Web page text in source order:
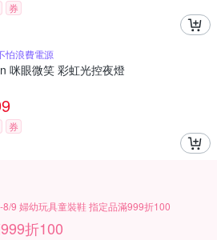
券
怕浪費電源
咪眼微笑 彩虹光控夜燈
券
8/9 婦幼玩具童裝鞋 指定品滿999折100
折100